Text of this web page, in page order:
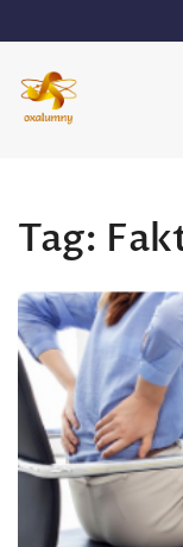
to
content
Tag: